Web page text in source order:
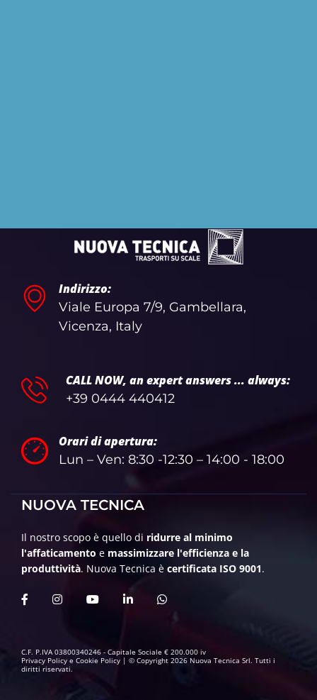
Indirizzo:
Viale Europa 7/9, Gambellara,
Vicenza, Italy
CALL NOW, an expert answers ... always:
+39 0444 440412
Orari di apertura:
Lun – Ven: 8:30 -12:30 – 14:00 - 18:00
NUOVA TECNICA
Il nostro scopo è quello di ridurre al minimo
l'affaticamento e massimizzare l'efficienza e la
produttività. Nuova Tecnica è certificata ISO 9001.
C.F. P.IVA 03800340246 - Capitale Sociale € 200.000 iv
Privacy Policy e Cookie Policy | © Copyright 2026 Nuova Tecnica Srl. Tutti i
diritti riservati.